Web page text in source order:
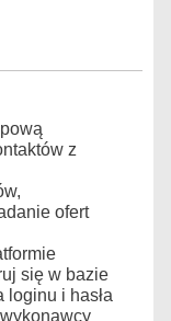
z
ofert
się w bazie
i hasła